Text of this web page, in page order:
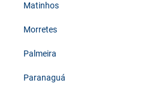
Matinhos
Morretes
Palmeira
Paranaguá